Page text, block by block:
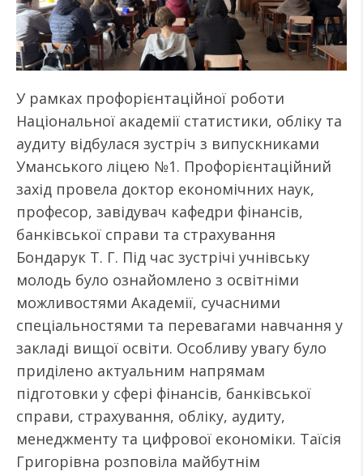
У рамках профорієнтаційної роботи
Національної академії статистики, обліку та
аудиту відбулася зустріч з випускниками
Уманського ліцею №1. Профорієнтаційний
захід провела доктор економічних наук,
професор, завідувач кафедри фінансів,
банківської справи та страхування
Бондарук Т. Г. Під час зустрічі учнівську
молодь було ознайомлено з освітніми
можливостями Академії, сучасними
спеціальностями та перевагами навчання у
закладі вищої освіти. Особливу увагу було
приділено актуальним напрямам
підготовки у сфері фінансів, банківської
справи, страхування, обліку, аудиту,
менеджменту та цифрової економіки. Таїсія
Григорівна розповіла майбутнім